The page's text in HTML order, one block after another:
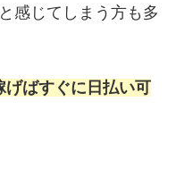
感じてしまう方も多
げばすぐに日払い可